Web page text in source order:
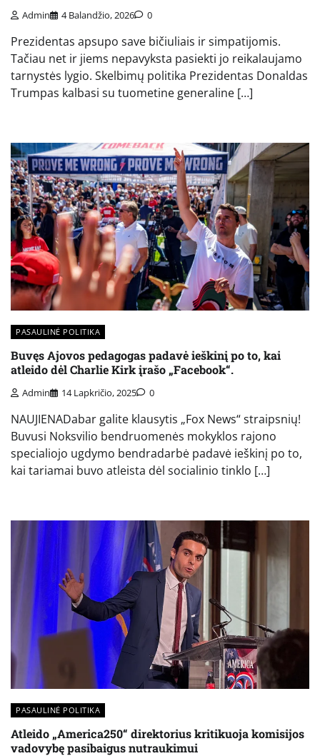
Admin 4 Balandžio, 2026 0
Prezidentas apsupo save bičiuliais ir simpatijomis.
Tačiau net ir jiems nepavyksta pasiekti jo reikalaujamo
tarnystės lygio. Skelbimų politika Prezidentas Donaldas
Trumpas kalbasi su tuometine generaline […]
PASAULINĖ POLITIKA
Buvęs Ajovos pedagogas padavė ieškinį po to, kai
atleido dėl Charlie Kirk įrašo „Facebook“.
Admin 14 Lapkričio, 2025 0
NAUJIENADabar galite klausytis „Fox News“ straipsnių!
Buvusi Noksvilio bendruomenės mokyklos rajono
specialiojo ugdymo bendradarbė padavė ieškinį po to,
kai tariamai buvo atleista dėl socialinio tinklo […]
PASAULINĖ POLITIKA
Atleido „America250“ direktorius kritikuoja komisijos
vadovybę pasibaigus nutraukimui